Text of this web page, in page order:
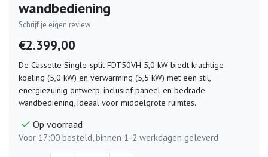
wandbediening
Schrijf je eigen review
€2.399,00
De Cassette Single-split FDT50VH 5,0 kW biedt krachtige
koeling (5,0 kW) en verwarming (5,5 kW) met een stil,
energiezuinig ontwerp, inclusief paneel en bedrade
wandbediening, ideaal voor middelgrote ruimtes.
Op voorraad
Voor 17:00 besteld, binnen 1-2 werkdagen geleverd